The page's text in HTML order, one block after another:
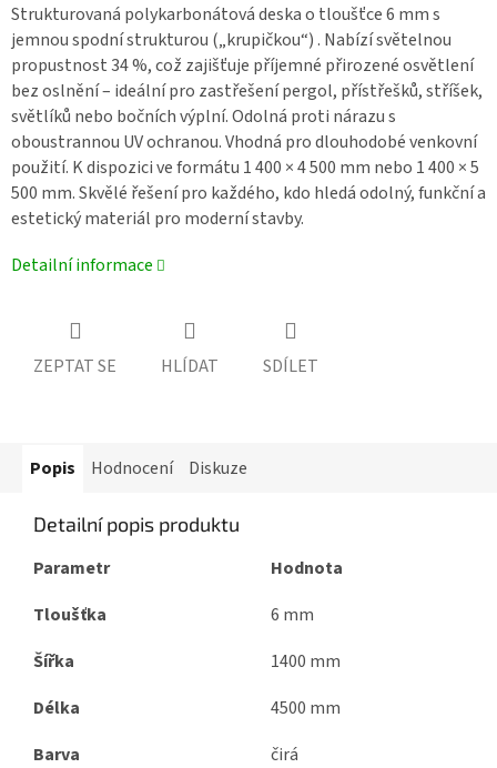
Strukturovaná polykarbonátová deska o tloušťce 6 mm s
jemnou spodní strukturou („krupičkou“) . Nabízí světelnou
propustnost 34 %, což zajišťuje příjemné přirozené osvětlení
bez oslnění – ideální pro zastřešení pergol, přístřešků, stříšek,
světlíků nebo bočních výplní. Odolná proti nárazu s
oboustrannou UV ochranou. Vhodná pro dlouhodobé venkovní
použití. K dispozici ve formátu 1 400 × 4 500 mm nebo 1 400 × 5
500 mm. Skvělé řešení pro každého, kdo hledá odolný, funkční a
estetický materiál pro moderní stavby.
Detailní informace
ZEPTAT SE HLÍDAT SDÍLET
Popis Hodnocení Diskuze
Detailní popis produktu
Parametr
Hodnota
Tloušťka
6 mm
Šířka
1400 mm
Délka
4500 mm
Barva
čirá